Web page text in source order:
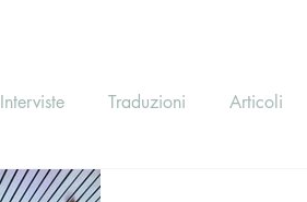
Interviste Traduzioni Articoli